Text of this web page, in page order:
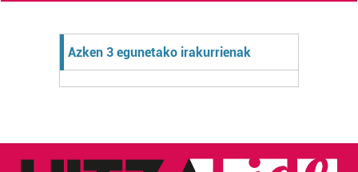
Azken 3 egunetako irakurrienak